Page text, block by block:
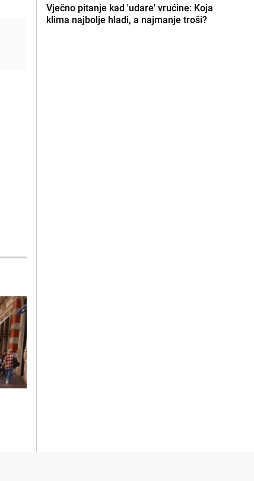
Vječno pitanje kad 'udare' vrućine: Koja
klima najbolje hladi, a najmanje troši?